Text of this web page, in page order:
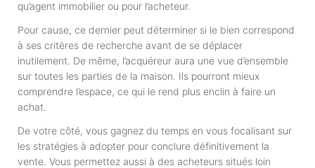
qu’agent immobilier ou pour l’acheteur.
Pour cause, ce dernier peut déterminer si le bien correspond
à ses critères de recherche avant de se déplacer
inutilement. De même, l’acquéreur aura une vue d’ensemble
sur toutes les parties de la maison. Ils pourront mieux
comprendre l’espace, ce qui le rend plus enclin à faire un
achat.
De votre côté, vous gagnez du temps en vous focalisant sur
les stratégies à adopter pour conclure définitivement la
vente. Vous permettez aussi à des acheteurs situés loin